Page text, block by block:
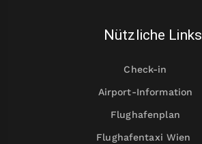
Nützliche Links
Check-in
Airport-Information
Flughafenplan
Flughafentaxi Wien